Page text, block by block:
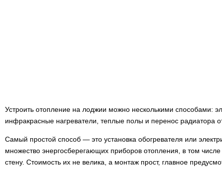
Устроить отопление на лоджии можно несколькими способами:
инфракрасные нагреватели, теплые полы и перенос радиатора
Самый простой способ — это установка обогревателя или
множество энергосберегающих приборов отопления, в том
стену. Стоимость их не велика, а монтаж прост, главное